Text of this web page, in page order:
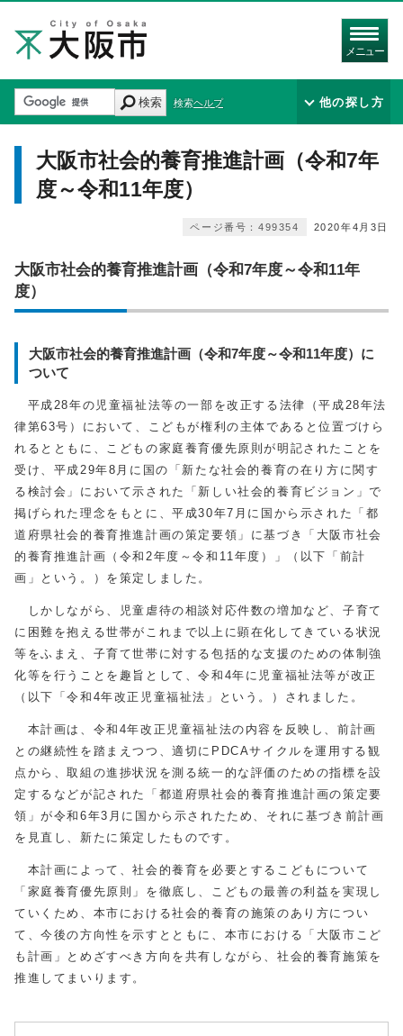
メニュー
検索 検索ヘルプ 他の探し方
大阪市社会的養育推進計画（令和7年
度～令和11年度）
2020年4月3日
ページ番号：499354
大阪市社会的養育推進計画（令和7年度～令和11年
度）
大阪市社会的養育推進計画（令和7年度～令和11年度）に
ついて
平成28年の児童福祉法等の一部を改正する法律（平成28年法
律第63号）において、こどもが権利の主体であると位置づけら
れるとともに、こどもの家庭養育優先原則が明記されたことを
受け、平成29年8月に国の「新たな社会的養育の在り方に関す
る検討会」において示された「新しい社会的養育ビジョン」で
掲げられた理念をもとに、平成30年7月に国から示された「都
道府県社会的養育推進計画の策定要領」に基づき「大阪市社会
的養育推進計画（令和2年度～令和11年度）」（以下「前計
画」という。）を策定しました。
しかしながら、児童虐待の相談対応件数の増加など、子育て
に困難を抱える世帯がこれまで以上に顕在化してきている状況
等をふまえ、子育て世帯に対する包括的な支援のための体制強
化等を行うことを趣旨として、令和4年に児童福祉法等が改正
（以下「令和4年改正児童福祉法」という。）されました。
本計画は、令和4年改正児童福祉法の内容を反映し、前計画
との継続性を踏まえつつ、適切にPDCAサイクルを運用する観
点から、取組の進捗状況を測る統一的な評価のための指標を設
定するなどが記された「都道府県社会的養育推進計画の策定要
領」が令和6年3月に国から示されたため、それに基づき前計画
を見直し、新たに策定したものです。
本計画によって、社会的養育を必要とするこどもについて
「家庭養育優先原則」を徹底し、こどもの最善の利益を実現し
ていくため、本市における社会的養育の施策のあり方につい
て、今後の方向性を示すとともに、本市における「大阪市こど
も計画」とめざすべき方向を共有しながら、社会的養育施策を
推進してまいります。